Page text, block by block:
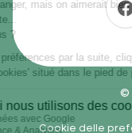
©
Cookie delle